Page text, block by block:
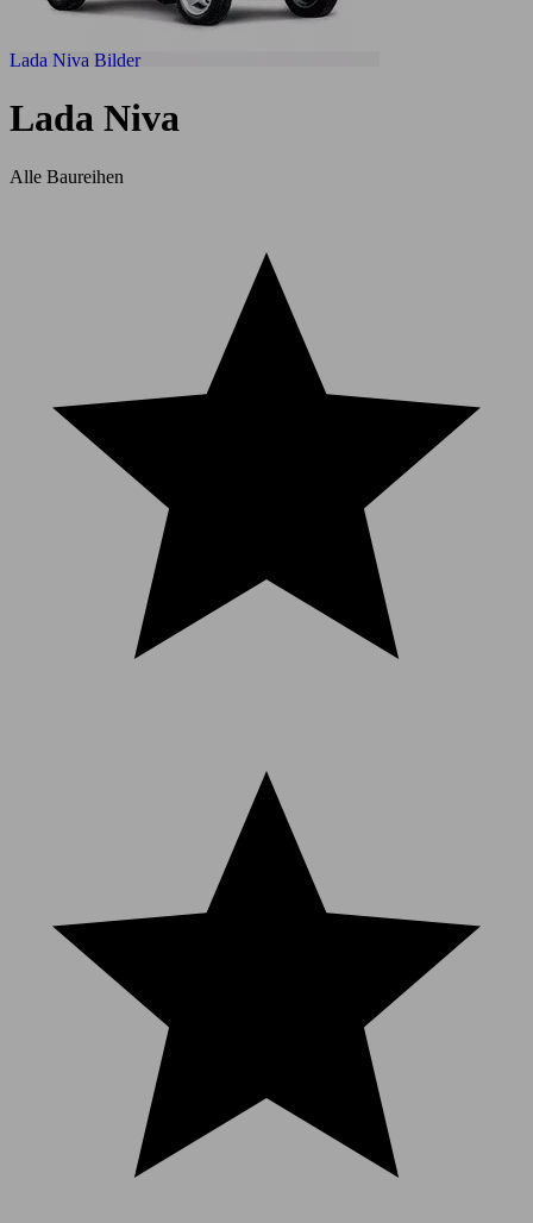
Lada Niva Bilder
Lada Niva
Alle Baureihen